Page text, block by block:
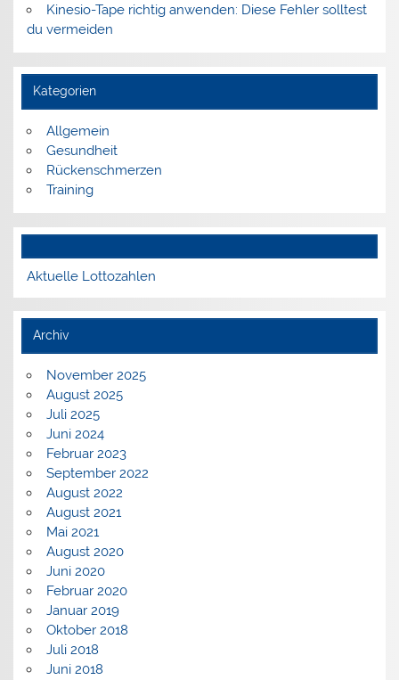
Kinesio-Tape richtig anwenden: Diese Fehler solltest
du vermeiden
Kategorien
Allgemein
Gesundheit
Rückenschmerzen
Training
Aktuelle Lottozahlen
Archiv
November 2025
August 2025
Juli 2025
Juni 2024
Februar 2023
September 2022
August 2022
August 2021
Mai 2021
August 2020
Juni 2020
Februar 2020
Januar 2019
Oktober 2018
Juli 2018
Juni 2018